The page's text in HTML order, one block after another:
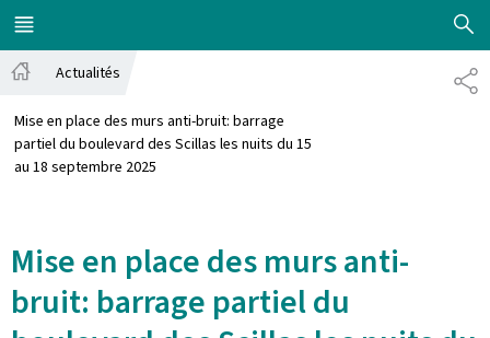
MENU
PRINCIPAL
Actualités
Mise en place des murs anti-bruit: barrage
partiel du boulevard des Scillas les nuits du 15
au 18 septembre 2025
Mise en place des murs anti-
bruit: barrage partiel du